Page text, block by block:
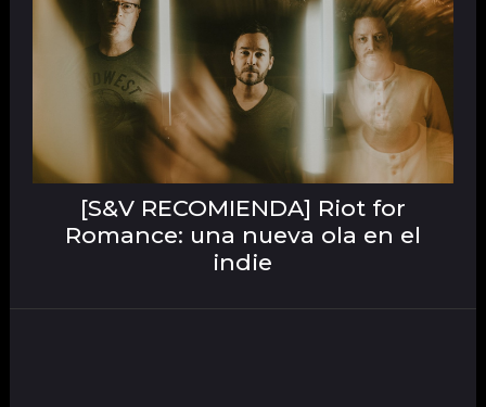
[S&V RECOMIENDA] Riot for
Romance: una nueva ola en el
indie